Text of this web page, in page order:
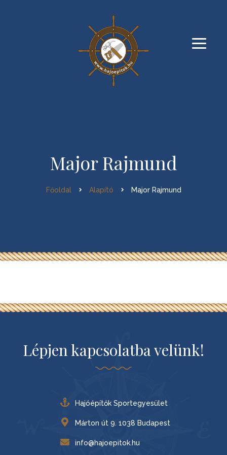
Major Rajmund
Főoldal Alapító Major Rajmund
Lépjen kapcsolatba velünk!
Hajóépítők Sportegyesület
Márton út 9. 1038 Budapest
info@hajoepitok.hu